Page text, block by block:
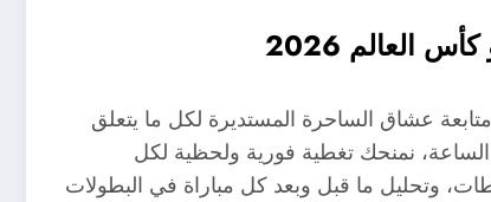
العالم 2026
متابعة عشاق الساحرة المستديرة لكل ما يتعلق
نمنحك تغطية فورية ولحظية لكل
وتحليل ما قبل وبعد كل مباراة في البطولات